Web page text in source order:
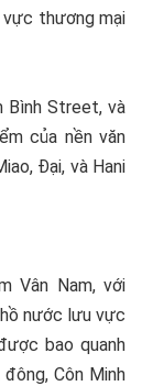
vực thương mại
Bình Street, và
của nền văn
Đại, và Hani
Vân Nam, với
nước lưu vực
bao quanh
Côn Minh